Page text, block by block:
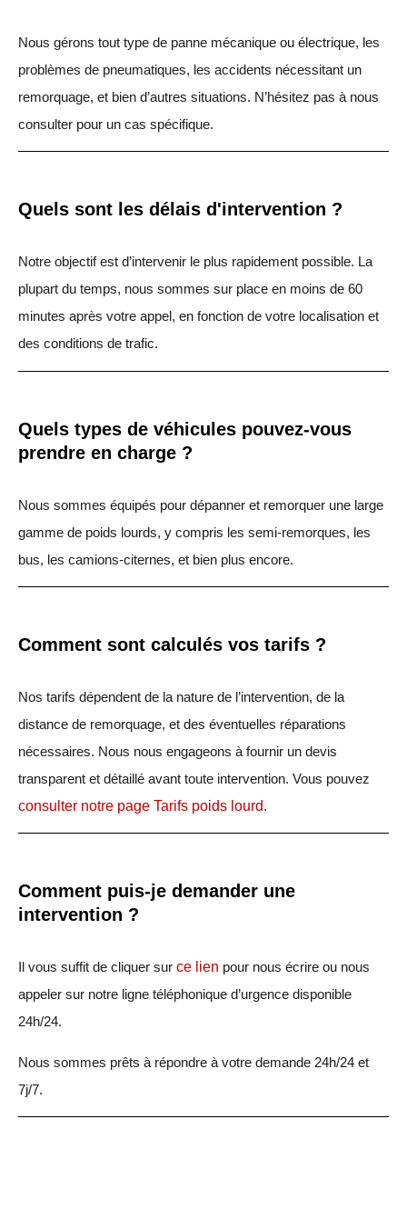
Nous gérons tout type de panne mécanique ou électrique, les
problèmes de pneumatiques, les accidents nécessitant un
remorquage, et bien d’autres situations. N’hésitez pas à nous
consulter pour un cas spécifique.
Quels sont les délais d'intervention ?
Notre objectif est d’intervenir le plus rapidement possible. La
plupart du temps, nous sommes sur place en moins de 60
minutes après votre appel, en fonction de votre localisation et
des conditions de trafic.
Quels types de véhicules pouvez-vous
prendre en charge ?
Nous sommes équipés pour dépanner et remorquer une large
gamme de poids lourds, y compris les semi-remorques, les
bus, les camions-citernes, et bien plus encore.
Comment sont calculés vos tarifs ?
Nos tarifs dépendent de la nature de l’intervention, de la
distance de remorquage, et des éventuelles réparations
nécessaires. Nous nous engageons à fournir un devis
transparent et détaillé avant toute intervention. Vous pouvez
consulter notre page Tarifs poids lourd.
Comment puis-je demander une
intervention ?
Il vous suffit de cliquer sur ce lien pour nous écrire ou nous
appeler sur notre ligne téléphonique d’urgence disponible
24h/24.
Nous sommes prêts à répondre à votre demande 24h/24 et
7j/7.